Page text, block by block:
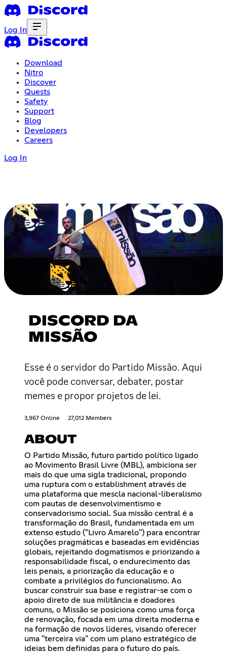
Log In
Download
Nitro
Discover
Quests
Safety
Support
Blog
Developers
Careers
Log In
DISCORD DA
MISSÃO
Esse é o servidor do Partido Missão. Aqui
você pode conversar, debater, postar
memes e propor projetos de lei.
3,967 Online 27,012 Members
ABOUT
O Partido Missão, futuro partido político ligado
ao Movimento Brasil Livre (MBL), ambiciona ser
mais do que uma sigla tradicional, propondo
uma ruptura com o establishment através de
uma plataforma que mescla nacional-liberalismo
com pautas de desenvolvimentismo e
conservadorismo social. Sua missão central é a
transformação do Brasil, fundamentada em um
extenso estudo ("Livro Amarelo") para encontrar
soluções pragmáticas e baseadas em evidências
globais, rejeitando dogmatismos e priorizando a
responsabilidade fiscal, o endurecimento das
leis penais, a priorização da educação e o
combate a privilégios do funcionalismo. Ao
buscar construir sua base e registrar-se com o
apoio direto de sua militância e doadores
comuns, o Missão se posiciona como uma força
de renovação, focada em uma direita moderna e
na formação de novos líderes, visando oferecer
uma "terceira via" com um plano estratégico de
ideias bem definidas para o futuro do país.